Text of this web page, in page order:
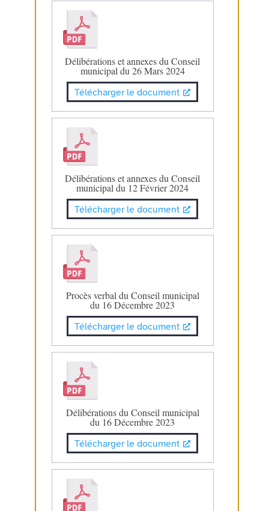
Délibérations et annexes du Conseil
municipal du 26 Mars 2024
Télécharger le document
Délibérations et annexes du Conseil
municipal du 12 Février 2024
Télécharger le document
Procès verbal du Conseil municipal
du 16 Décembre 2023
Télécharger le document
Délibérations du Conseil municipal
du 16 Décembre 2023
Télécharger le document